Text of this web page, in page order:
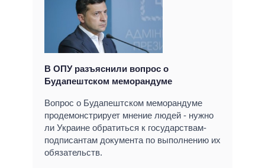
В ОПУ разъяснили вопрос о
Будапештском меморандуме
Вопрос о Будапештском меморандуме
продемонстрирует мнение людей - нужно
ли Украине обратиться к государствам-
подписантам документа по выполнению их
обязательств.